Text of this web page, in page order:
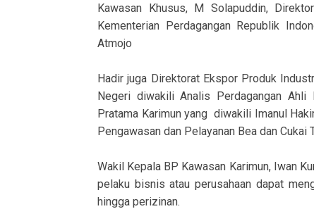
Kawasan Khusus, M Solapuddin,
Kementerian Perdagangan Republik
Atmojo
Hadir juga Direktorat Ekspor Produk
Negeri diwakili Analis Perdagangan Ahli
Pratama Karimun yang diwakili Imanul
Pengawasan dan Pelayanan Bea dan Cukai
Wakil Kepala BP Kawasan Karimun, Iwan
pelaku bisnis atau perusahaan dapat
hingga perizinan.